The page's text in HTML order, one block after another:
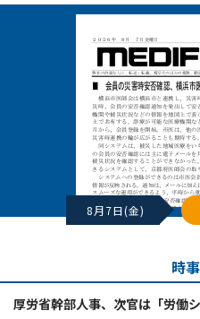
8月7日(金)
時
厚労省幹部人事、次官は「労働